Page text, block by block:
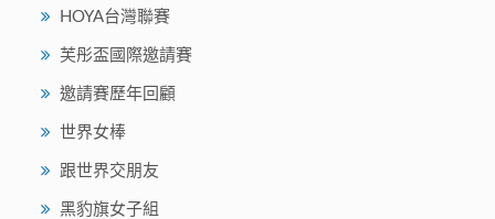
HOYA台灣聯賽
芙彤盃國際邀請賽
邀請賽歷年回顧
世界女棒
跟世界交朋友
黑豹旗女子組